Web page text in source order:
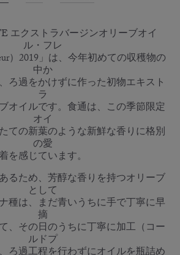
エクストラバージンオリーブオイ
ル・フレ
）2019」は、今年初めての収穫物の
中か
ろ過をかけずに作った初物エキスト
ラ
オイルです。食通は、この季節限定
オイ
ての新葉のような新鮮な香りに格別
の愛
着を感じています。
るため、芳醇な香りを持つオリーブ
として
種は、まだ青いうちに手で丁寧に早
摘
、その日のうちに丁寧に加工（コー
ルドプ